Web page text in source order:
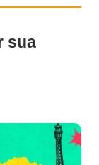
sua